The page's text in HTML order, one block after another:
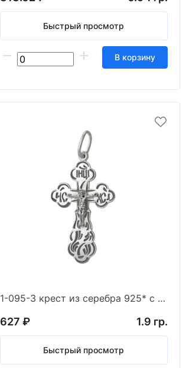
Быстрый просмотр
В корзину
1-095-3 крест из серебра 925* с частичным чернен
627 ₽ 1.9 гр.
Быстрый просмотр